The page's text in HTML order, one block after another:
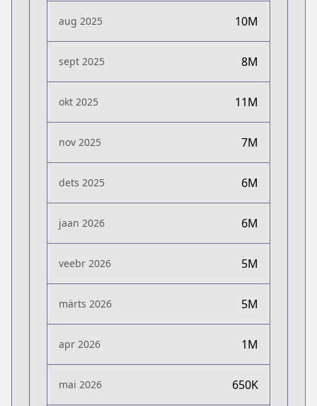
aug 2025 10M
sept 2025 8M
okt 2025 11M
nov 2025 7M
dets 2025 6M
jaan 2026 6M
veebr 2026 5M
märts 2026 5M
apr 2026 1M
mai 2026 650K